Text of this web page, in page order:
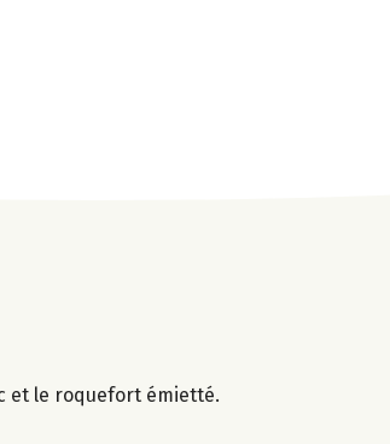
et le roquefort émietté.